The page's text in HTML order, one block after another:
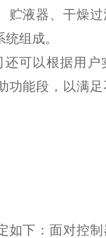
贮液器、干燥
组成。
还可以根据用
功能段，以满
下：面对控制